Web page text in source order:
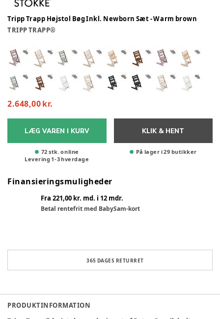
Tripp Trapp Højstol Bøg Inkl. Newborn Sæt - Warm brown
TRIPP TRAPP®
2.648,00 kr.
LÆG VAREN I KURV
72 stk. online
Levering 1-3hverdage
KLIK & HENT
På lager i 29 butikker
Finansieringsmuligheder
Fra 221,00 kr. md. i 12 mdr.
Betal rentefrit med BabySam-kort
365 DAGES RETURRET
PRODUKTINFORMATION